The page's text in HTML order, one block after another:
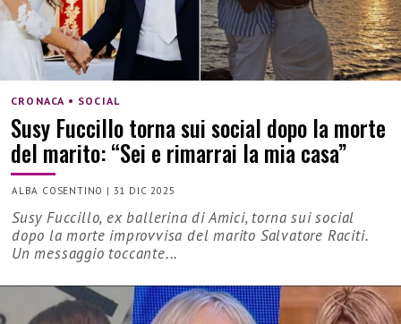
CRONACA • SOCIAL
Susy Fuccillo torna sui social dopo la morte
del marito: “Sei e rimarrai la mia casa”
ALBA COSENTINO | 31 DIC 2025
Susy Fuccillo, ex ballerina di Amici, torna sui social
dopo la morte improvvisa del marito Salvatore Raciti.
Un messaggio toccante...